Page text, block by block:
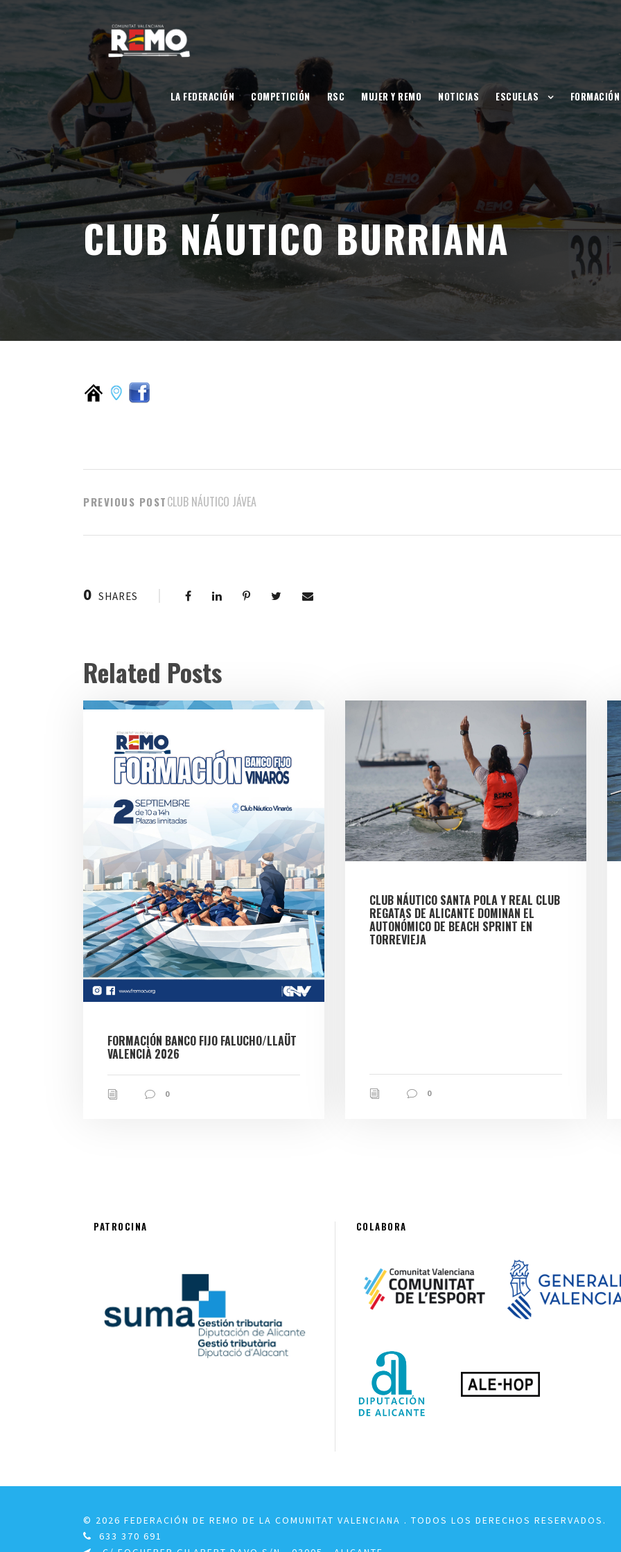
LA FEDERACIÓN COMPETICIÓN RSC MUJER Y REMO NOTICIAS ESCUELAS FORMACIÓN
CLUB NÁUTICO BURRIANA
PREVIOUS POSTCLUB NÁUTICO JÁVEA
0 SHARES
Related Posts
FORMACIÓN BANCO FIJO FALUCHO/LLAÜT
VALENCIÀ 2026
0
CLUB NÁUTICO SANTA POLA Y REAL CLUB
REGATAS DE ALICANTE DOMINAN EL
AUTONÓMICO DE BEACH SPRINT EN
TORREVIEJA
0
PATROCINA COLABORA
© 2026 FEDERACIÓN DE REMO DE LA COMUNITAT VALENCIANA . TODOS LOS DERECHOS RESERVADOS.
633 370 691